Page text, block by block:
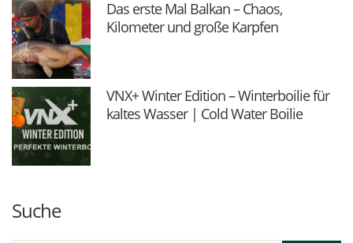
Das erste Mal Balkan – Chaos,
Kilometer und große Karpfen
VNX+ Winter Edition – Winterboilie für
kaltes Wasser | Cold Water Boilie
Suche